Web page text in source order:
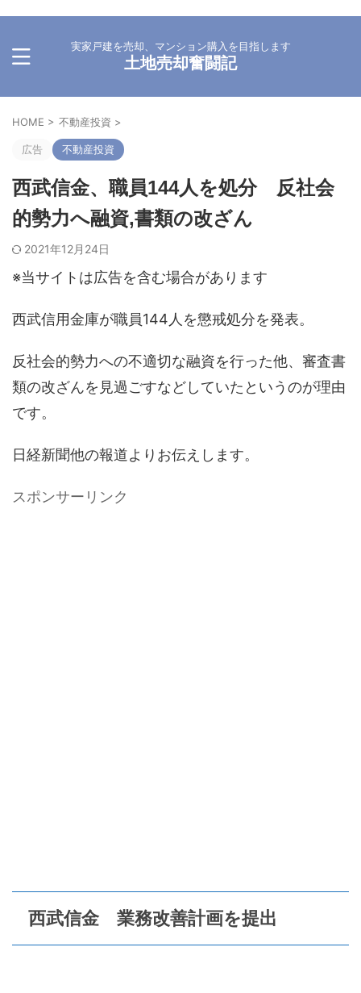
実家戸建を売却、マンション購入を目指します
土地売却奮闘記
HOME > 不動産投資 >
広告 不動産投資
西武信金、職員144人を処分 反社会
的勢力へ融資,書類の改ざん
2021年12月24日
※当サイトは広告を含む場合があります
西武信用金庫が職員144人を懲戒処分を発表。
反社会的勢力への不適切な融資を行った他、審査書
類の改ざんを見過ごすなどしていたというのが理由
です。
日経新聞他の報道よりお伝えします。
スポンサーリンク
西武信金 業務改善計画を提出